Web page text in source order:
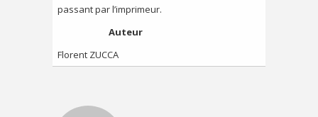
passant par l’imprimeur.
Auteur
Florent ZUCCA